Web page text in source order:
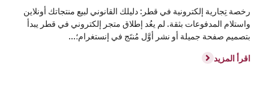
رخصة تِجارية إلكترونية في قطر: دليلك القانوني لبيع منتجاتك أونلاين
واستلام المدفوعات بثقة. لم يعُد إطلاق متجر إلكتروني في قطر يبدأ
بتصميم صفحة جميلة أو نشر أوَّل مُنتَج في إنستغرام؛...
اقرأ المزيد